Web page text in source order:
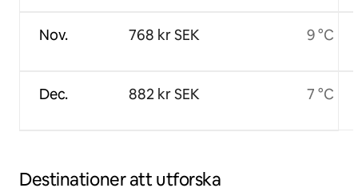
Nov.
Dec.
768 kr SEK
882 kr SEK
9 °C
7 °C
Destinationer att utforska